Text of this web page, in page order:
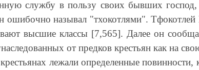
службу в пользу своих бывших
называл "тхокотлями". Тфокотлей
высшие классы [7,565]. Далее он
от предков крестьян как на
лежали определенные повинности,